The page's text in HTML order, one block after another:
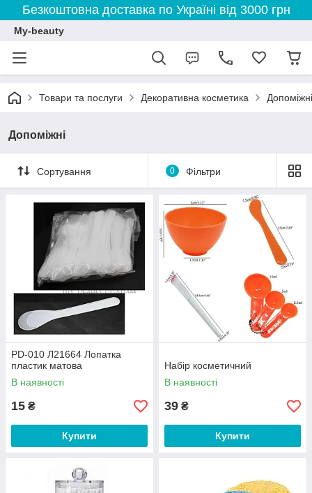
Безкоштовна доставка по Україні від 3000 грн
My-beauty
Товари та послуги Декоративна косметика Допоміжні
Допоміжні
Сортування 0 Фільтри
PD-010 Л21664 Лопатка
пластик матова
В наявності
15 ₴
Купити
Набір косметичний
В наявності
39 ₴
Купити